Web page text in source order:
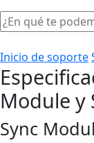
Inicio de soporte
Module y
Sync